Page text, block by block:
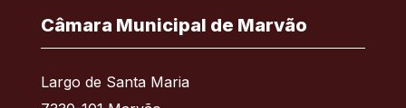
Câmara Municipal de Marvão
Largo de Santa Maria